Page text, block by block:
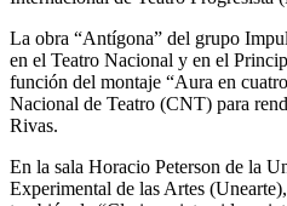
La obra “Antígona” del grupo
en el Teatro Nacional y en el
función del montaje “Aura en
Nacional de Teatro (CNT) para
Rivas.
En la sala Horacio Peterson de la
Experimental de las Artes